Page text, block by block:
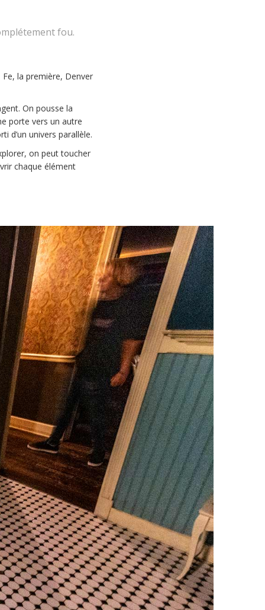
fou.
la première, Denver
On pousse la
porte vers un autre
d’un univers parallèle.
on peut toucher
chaque élément